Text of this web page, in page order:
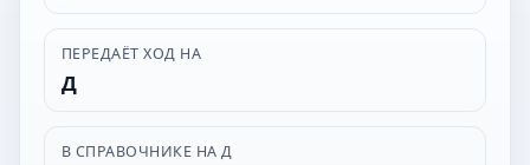
ПЕРЕДАЁТ ХОД НА
Д
В СПРАВОЧНИКЕ НА Д